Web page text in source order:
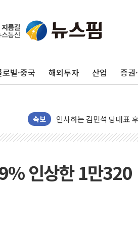
로벌·중국 해외투자 산업 증권
속보
포항시 재난예산 40억 긴
울진·영덕 '호우특보'-포
인천 합동연설회 나선 송
김민석, 2주차 제주·인천
[속보] 민주, 제주·인천 경
[속보] 민주, 인천 경선 결
이번주 국내 주요 금융일
美, 이란전 출구전략 만
강릉·동해·삼척 시간당
폐기물 수거하다 참변
서울 중랑구 주택가서
인상한 1만320